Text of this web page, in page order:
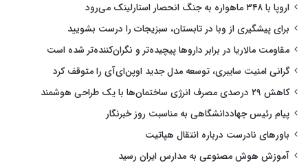
اروپا با ۳۴۸ ماهواره به جنگ انحصار استارلینک می‌رود
برای پیشگیری از وبا در تابستان، سبزیجات را درست بشویید
مقاومت مالاریا در برابر داروها پیچیده‌تر و نگران‌کننده‌تر شده است
گرانی امنیت سایبری، توسعه مدل جدید اوپن‌ای‌آی را متوقف کرد
کاهش ۲۹ درصدی مصرف انرژی ساختمان‌ها با یک طراحی هوشمند
پیام رئیس جهاددانشگاهی به مناسبت روز خبرنگار
باورهای نادرست درباره انتقال هپاتیت
آموزش هوش مصنوعی به مدارس ایران رسید